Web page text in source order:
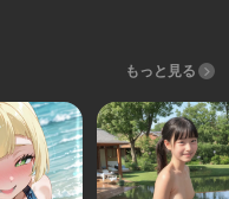
もっと見る